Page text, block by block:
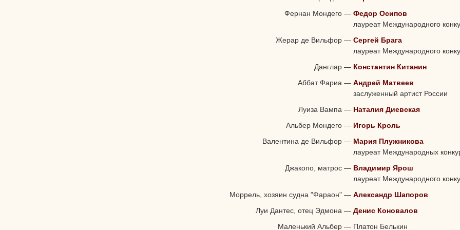
Фернан Мондего — Федор Осипов
лауреат Международного
Жерар де Вильфор — Сергей Брага
лауреат Международного
Данглар — Константин Китанин
Аббат Фариа — Андрей Матвеев
заслуженный артист России
Луиза Вампа — Наталия Диевская
Альбер Мондего — Игорь Кроль
Валентина де Вильфор — Мария Плужникова
лауреат Международных
Джакопо, матрос — Владимир Ярош
лауреат Международного
Моррель, хозяин судна "Фараон" — Александр Шапоров
Луи Дантес, отец Эдмона — Денис Коновалов
Маленький Альбер — Платон Белькин